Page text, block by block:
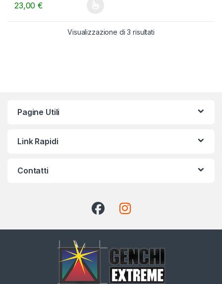
f23,00€
Questo prodotto ha più varianti. Le opzioni possono essere
Visualizzazione di 3 risultati
Pagine Utili
Link Rapidi
Contatti